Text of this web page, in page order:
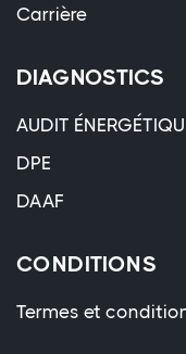
Carrière
DIAGNOSTICS
AUDIT
DPE
DAAF
CONDITIONS
Termes et